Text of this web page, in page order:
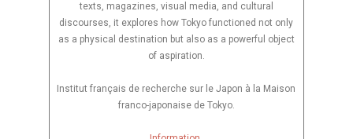
texts, magazines, visual media, and cultural
discourses, it explores how Tokyo functioned not only
as a physical destination but also as a powerful object
of aspiration.
Institut français de recherche sur le Japon à la Maison
franco-japonaise de Tokyo.